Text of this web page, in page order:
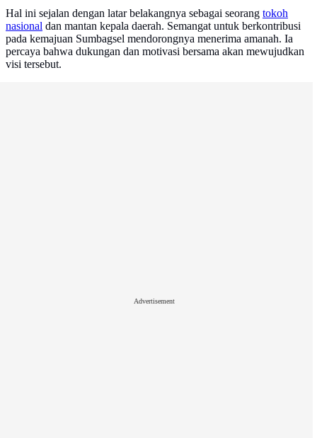
Hal ini sejalan dengan latar belakangnya sebagai seorang tokoh
nasional dan mantan kepala daerah. Semangat untuk berkontribusi
pada kemajuan Sumbagsel mendorongnya menerima amanah. Ia
percaya bahwa dukungan dan motivasi bersama akan mewujudkan
visi tersebut.
Advertisement